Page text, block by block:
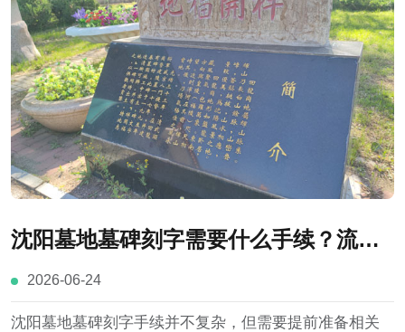
沈阳墓地墓碑刻字需要什么手续？流程
与注意事项详解
2026-06-24
沈阳墓地墓碑刻字手续并不复杂，但需要提前准备相关